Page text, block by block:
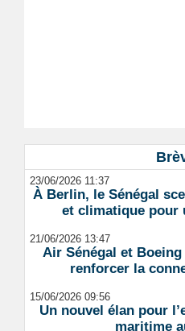
23/06/2026 11:37
À Berlin, le Sénégal
et climatique pour
21/06/2026 13:47
Air Sénégal et
renforcer la
15/06/2026 09:56
Un nouvel élan pour
maritime